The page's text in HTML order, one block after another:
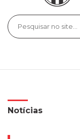
Notícias